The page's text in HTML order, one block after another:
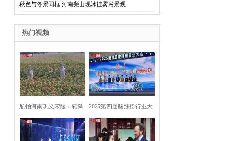
秋色与冬景同框 河南尧山现冰挂雾凇景观
热门视频
航拍河南巩义宋陵：霜降
时节高粱红
2025第四届酸辣粉行业大
会在河南开封举行